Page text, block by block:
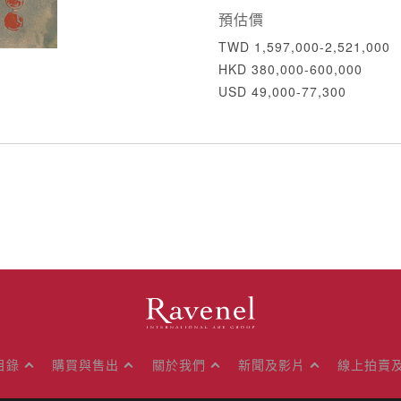
預估價
TWD 1,597,000-2,521,000
HKD 380,000-600,000
USD 49,000-77,300
錄 購買與售出 關於我們 新聞及影片 線上拍賣